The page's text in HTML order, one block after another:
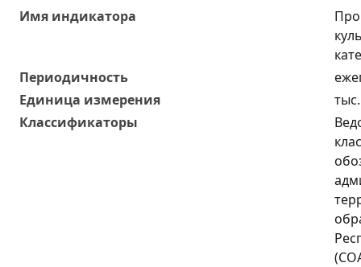
Имя индикатора
Периодичность
Единица измерения
Классификаторы